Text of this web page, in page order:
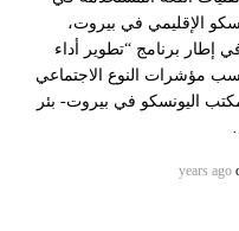
الإقليمي في بيروت،
إطار برنامج “تطوير أداء
مؤشرات النوع الاجتماعي
اليونسكو في بيروت- بئر